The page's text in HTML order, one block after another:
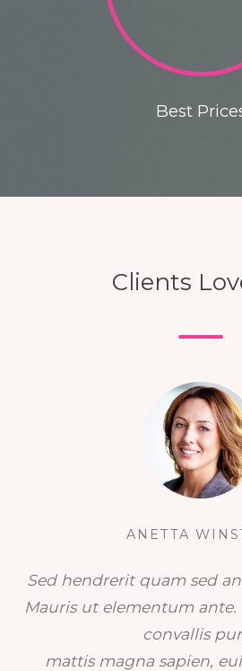
Best
Clients
ANETTA
Sed hendrerit quam sed
Mauris ut elementum
convallis
mattis magna sapien,